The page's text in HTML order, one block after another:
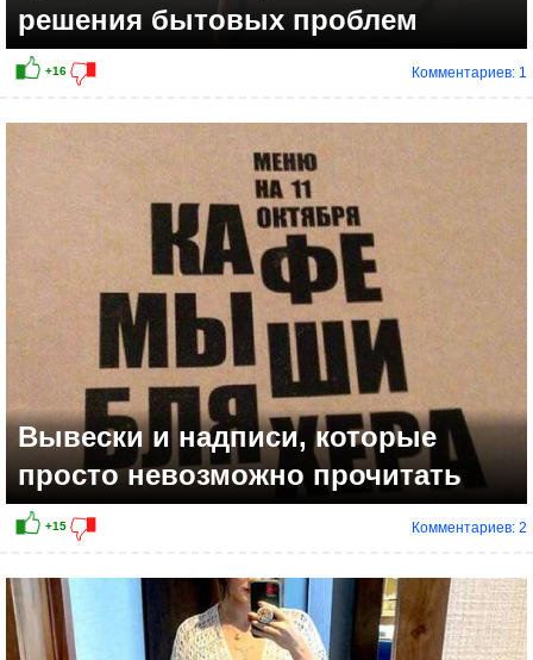
решения бытовых проблем
Комментариев: 1
Вывески и надписи, которые
просто невозможно прочитать
Комментариев: 2